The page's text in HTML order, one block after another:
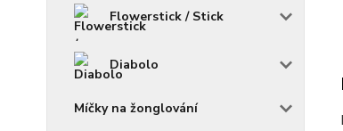
Flowerstick / Stick
Diabolo
Míčky na žonglování